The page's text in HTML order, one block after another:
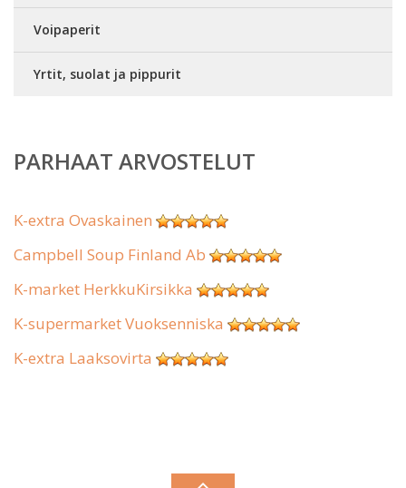
Voipaperit
Yrtit, suolat ja pippurit
PARHAAT ARVOSTELUT
K-extra Ovaskainen
Campbell Soup Finland Ab
K-market HerkkuKirsikka
K-supermarket Vuoksenniska
K-extra Laaksovirta